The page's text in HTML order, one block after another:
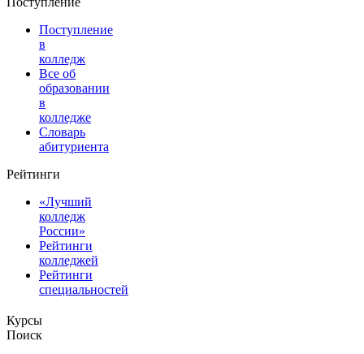
Поступление
в
колледж
Все об
образовании
в
колледже
Словарь
абитуриента
Рейтинги
«Лучший
колледж
России»
Рейтинги
колледжей
Рейтинги
специальностей
Курсы
Поиск